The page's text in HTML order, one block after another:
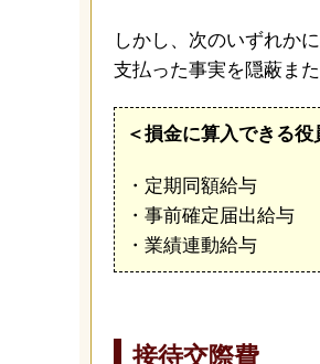
しかし、次のいずれか
支払った事実を隠蔽ま
＜損金に算入できる役
・定期同額給与
・事前確定届出給与
・業績連動給与
接待交際費